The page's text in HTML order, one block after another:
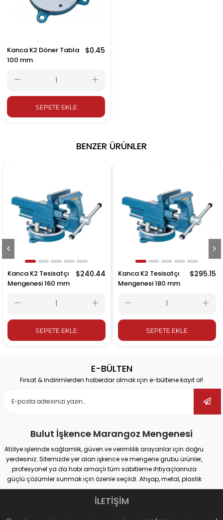
Kanca K2 Döner Tabla
100 mm
$0.45
SEPETE EKLE
BENZER ÜRÜNLER
Kanca K2 Tesisatçı
Mengenesi 160 mm
$240.44
SEPETE EKLE
Kanca K2 Tesisatçı
Mengenesi 180 mm
SEPETE EKLE
E-BÜLTEN
Fırsat & indirimlerden haberdar olmak için e-bültene kayıt ol!
Bulut İşkence Marangoz Mengenesi
Atölye işlerinde sağlamlık, güven ve verimlilik arayanlar için doğru
yerdesiniz. Sitemizde yer alan işkence ve mengene grubu ürünler,
profesyonel ya da hobi amaçlı tüm sabitleme ihtiyaçlarınıza
güçlü çözümler sunmak için özenle seçildi. Ahşap, metal, plastik
gibi farklı yüzeylerde güvenli tutuş sağlayan ürünlerimiz;
marangozluk, kaynak, delme, montaj ve tamir gibi pek çok alanda
maksimum performans vadediyor.
İLETİŞİM